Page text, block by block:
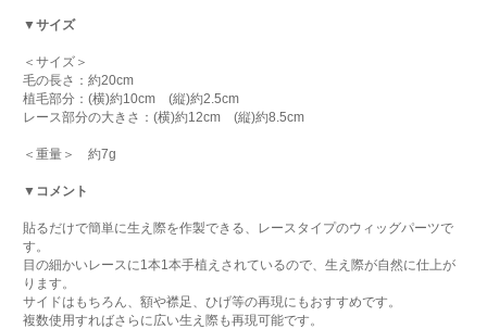
▼サイズ
＜サイズ＞
毛の長さ：約20cm
植毛部分：(横)約10cm (縦)約2.5cm
レース部分の大きさ：(横)約12cm (縦)約8.5cm
＜重量＞ 約7g
▼コメント
貼るだけで簡単に生え際を作製できる、レースタイプのウィッグパーツで
す。
目の細かいレースに1本1本手植えされているので、生え際が自然に仕上が
ります。
サイドはもちろん、額や襟足、ひげ等の再現にもおすすめです。
複数使用すればさらに広い生え際も再現可能です。